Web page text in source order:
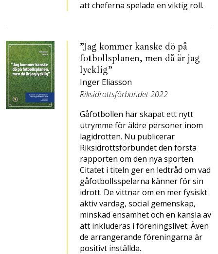
att cheferna spelade en viktig roll.
”Jag kommer kanske dö på
fotbollsplanen, men då är jag
lycklig”
Inger Eliasson
Riksidrottsförbundet 2022
Gåfotbollen har skapat ett nytt
utrymme för äldre personer inom
lagidrotten. Nu publicerar
Riksidrottsförbundet den första
rapporten om den nya sporten.
Citatet i titeln ger en ledtråd om vad
gåfotbollsspelarna känner för sin
idrott. De vittnar om en mer fysiskt
aktiv vardag, social gemenskap,
minskad ensamhet och en känsla av
att inkluderas i föreningslivet. Även
de arrangerande föreningarna är
positivt inställda.